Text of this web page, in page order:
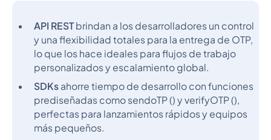
API RESTbrindan a los desarrolladores un control
y una flexibilidad totales para la entrega de OTP,
lo que los hace ideales para flujos de trabajo
personalizados y escalamiento global.
SDKsahorre tiempo de desarrollo con funciones
prediseñadas como sendoTP () y verifyOTP (),
perfectas para lanzamientos rápidos y equipos
más pequeños.